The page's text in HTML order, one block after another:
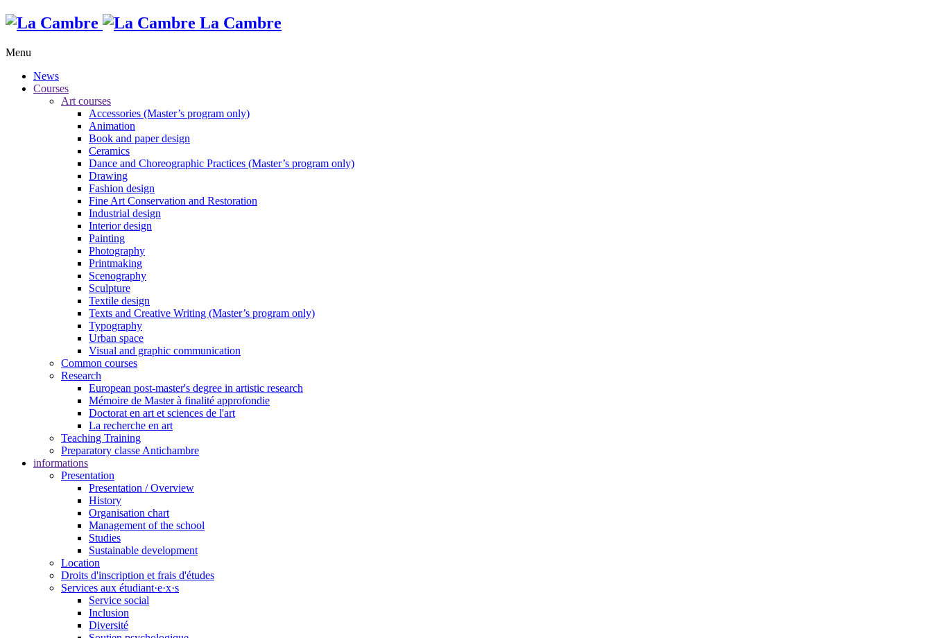
La Cambre
Menu
News
Courses
Art courses
Accessories (Master’s program only)
Animation
Book and paper design
Ceramics
Dance and Choreographic Practices (Master’s program only)
Drawing
Fashion design
Fine Art Conservation and Restoration
Industrial design
Interior design
Painting
Photography
Printmaking
Scenography
Sculpture
Textile design
Texts and Creative Writing (Master’s program only)
Typography
Urban space
Visual and graphic communication
Common courses
Research
European post-master's degree in artistic research
Mémoire de Master à finalité approfondie
Doctorat en art et sciences de l'art
La recherche en art
Teaching Training
Preparatory classe Antichambre
informations
Presentation
Presentation / Overview
History
Organisation chart
Management of the school
Studies
Sustainable development
Location
Droits d'inscription et frais d'études
Services aux étudiant·e·x·s
Service social
Inclusion
Diversité